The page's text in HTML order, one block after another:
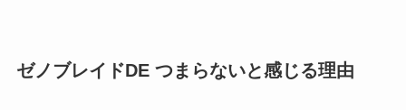
ゼノブレイドDE つまらないと感じる理由